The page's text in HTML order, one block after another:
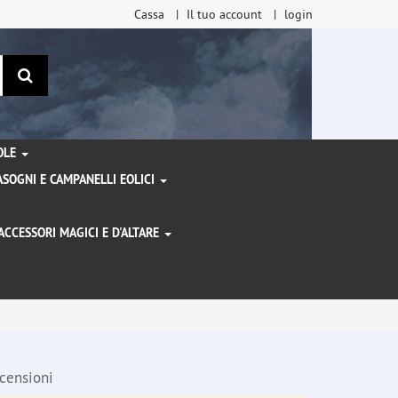
Cassa Il tuo account login
ricerca
E CAMPANELLI EOLICI
MAGICI E D'ALTARE